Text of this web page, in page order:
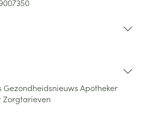
Gezondheidsnieuws Apotheker
Zorgtarieven